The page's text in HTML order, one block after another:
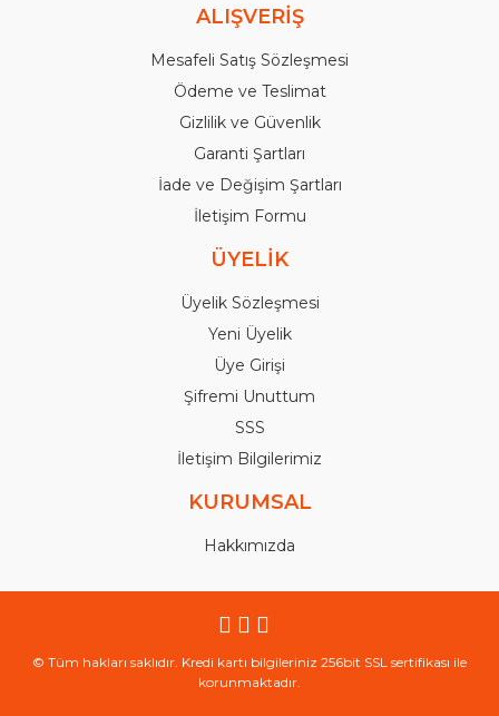
ALIŞVERİŞ
Mesafeli Satış Sözleşmesi
Ödeme ve Teslimat
Gizlilik ve Güvenlik
Garanti Şartları
İade ve Değişim Şartları
İletişim Formu
ÜYELİK
Üyelik Sözleşmesi
Yeni Üyelik
Üye Girişi
Şifremi Unuttum
SSS
İletişim Bilgilerimiz
KURUMSAL
Hakkımızda
© Tüm hakları saklıdır. Kredi kartı bilgileriniz 256bit SSL sertifikası ile
korunmaktadır.